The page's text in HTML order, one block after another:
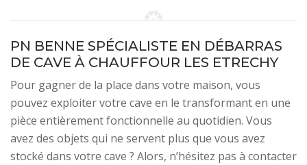
PN BENNE SPÉCIALISTE EN DÉBARRAS
DE CAVE À CHAUFFOUR LES ETRECHY
Pour gagner de la place dans votre maison, vous
pouvez exploiter votre cave en le transformant en une
pièce entièrement fonctionnelle au quotidien. Vous
avez des objets qui ne servent plus que vous avez
stocké dans votre cave ? Alors, n’hésitez pas à contacter